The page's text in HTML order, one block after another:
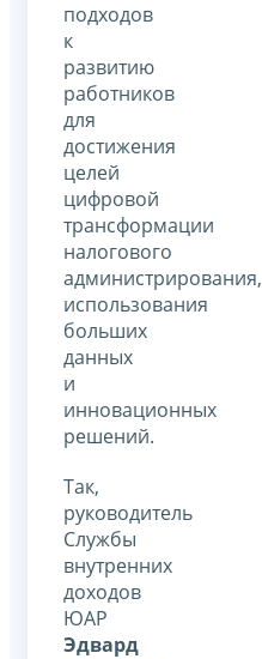
подходов
к
развитию
работников
для
достижения
целей
цифровой
трансформации
налогового
администрирования,
использования
больших
данных
и
инновационных
решений.
Так,
руководитель
Службы
внутренних
доходов
ЮАР
Эдвард